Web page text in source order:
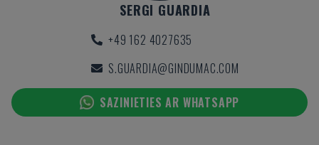
SERGI GUARDIA
+49 162 4027635
S.GUARDIA@GINDUMAC.COM
SAZINIETIES AR WHATSAPP